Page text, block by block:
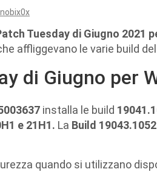
Tuesday di Giugno 2021
affliggevano le varie build del
di Giugno per
installa le build
e 21H1. La Build 19043.1052
quando si utilizzano